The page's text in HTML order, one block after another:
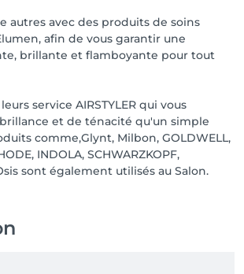
autres avec des produits de soins
afin de vous garantir une
brillante et flamboyante pour tout
service AIRSTYLER qui vous
et de ténacité qu'un simple
comme,Glynt, Milbon, GOLDWELL,
INDOLA, SCHWARZKOPF,
sont également utilisés au Salon.